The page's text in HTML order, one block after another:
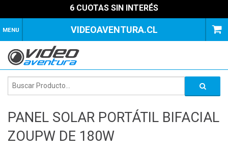
6 CUOTAS SIN INTERÉS
MENU VIDEOAVENTURA.CL
PANEL SOLAR PORTÁTIL BIFACIAL
ZOUPW DE 180W